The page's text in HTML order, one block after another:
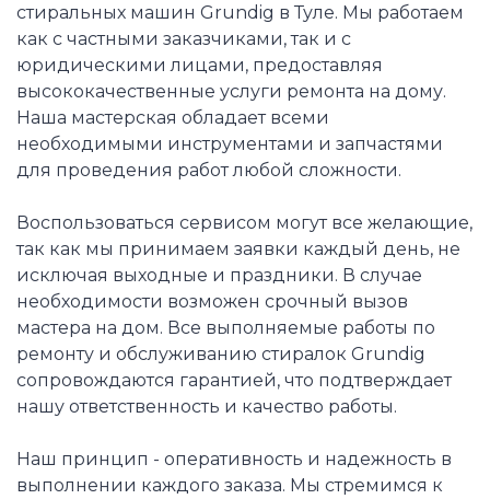
стиральных машин Grundig в Туле. Мы работаем
как с частными заказчиками, так и с
юридическими лицами, предоставляя
высококачественные услуги ремонта на дому.
Наша мастерская обладает всеми
необходимыми инструментами и запчастями
для проведения работ любой сложности.
Воспользоваться сервисом могут все желающие,
так как мы принимаем заявки каждый день, не
исключая выходные и праздники. В случае
необходимости возможен срочный вызов
мастера на дом. Все выполняемые работы по
ремонту и обслуживанию стиралок Grundig
сопровождаются гарантией, что подтверждает
нашу ответственность и качество работы.
Наш принцип - оперативность и надежность в
выполнении каждого заказа. Мы стремимся к